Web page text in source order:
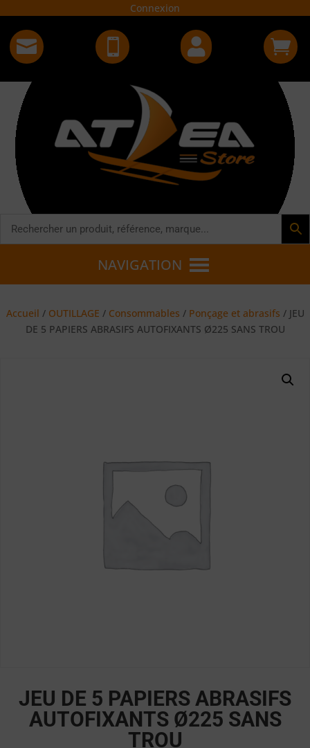
Connexion
   
NAVIGATION
Accueil / OUTILLAGE / Consommables / Ponçage et abrasifs / JEU
DE 5 PAPIERS ABRASIFS AUTOFIXANTS Ø225 SANS TROU
JEU DE 5 PAPIERS ABRASIFS
AUTOFIXANTS Ø225 SANS
TROU